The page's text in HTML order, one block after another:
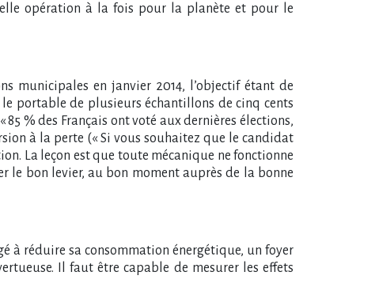
opération à la fois pour la planète et pour le
municipales en janvier 2014, l’objectif étant de
portable de plusieurs échantillons de cinq cents
% des Français ont voté aux dernières élections,
à la perte (« Si vous souhaitez que le candidat
La leçon est que toute mécanique ne fonctionne
bon levier, au bon moment auprès de la bonne
à réduire sa consommation énergétique, un foyer
Il faut être capable de mesurer les effets